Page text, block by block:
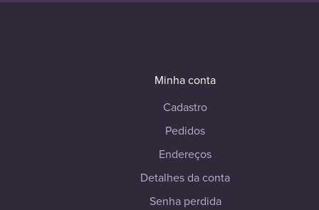
Minha conta
Cadastro
Pedidos
Endereços
Detalhes da conta
Senha perdida